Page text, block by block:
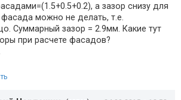
а зазор снизу для
можно не делать, т.е.
Суммарный зазор = 2.9мм. Какие тут
при расчете фасадов?